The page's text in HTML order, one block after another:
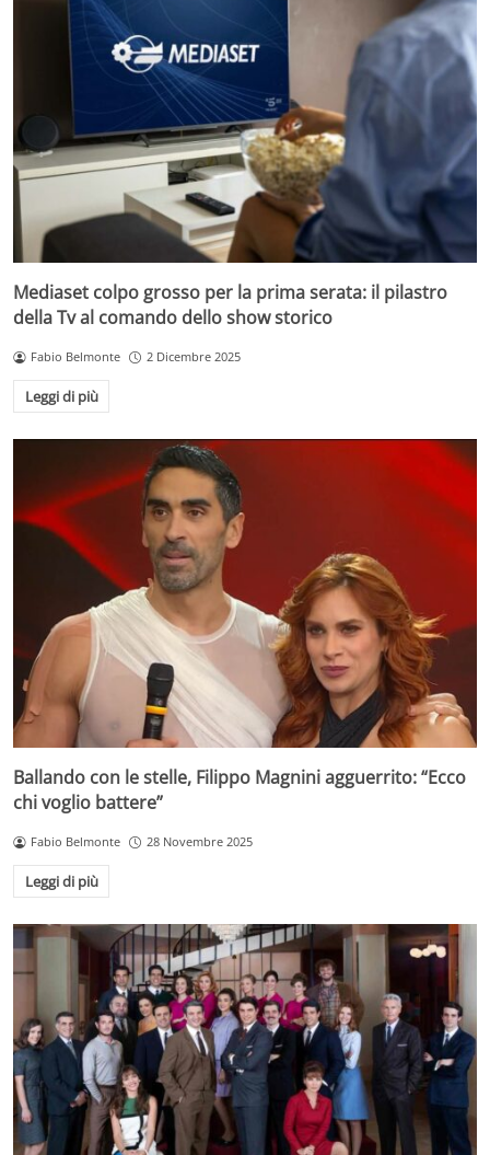
Mediaset colpo grosso per la prima serata: il pilastro
della Tv al comando dello show storico
Fabio Belmonte 2 Dicembre 2025
Leggi di più
Ballando con le stelle, Filippo Magnini agguerrito: “Ecco
chi voglio battere”
Fabio Belmonte 28 Novembre 2025
Leggi di più